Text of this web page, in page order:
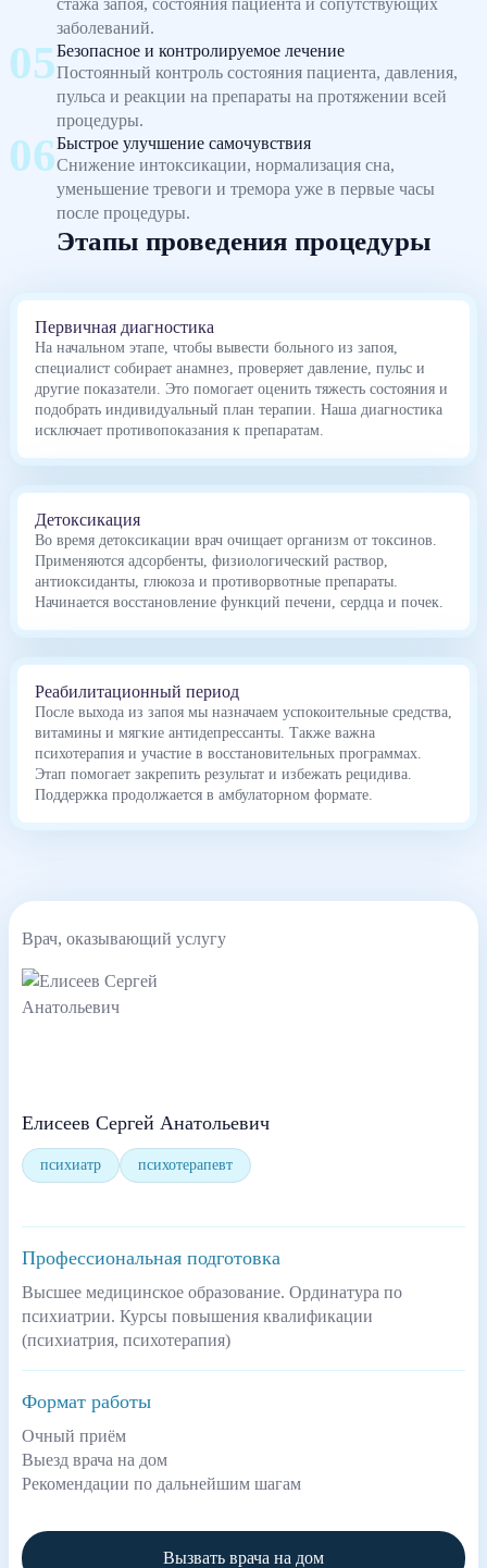
стажа запоя, состояния пациента и сопутствующих
заболеваний.
Безопасное и контролируемое лечение
Постоянный контроль состояния пациента, давления,
пульса и реакции на препараты на протяжении всей
процедуры.
Быстрое улучшение самочувствия
Снижение интоксикации, нормализация сна,
уменьшение тревоги и тремора уже в первые часы
после процедуры.
Этапы проведения процедуры
Первичная диагностика
На начальном этапе, чтобы вывести больного из запоя,
специалист собирает анамнез, проверяет давление, пульс и
другие показатели. Это помогает оценить тяжесть состояния и
подобрать индивидуальный план терапии. Наша диагностика
исключает противопоказания к препаратам.
Детоксикация
Во время детоксикации врач очищает организм от токсинов.
Применяются адсорбенты, физиологический раствор,
антиоксиданты, глюкоза и противорвотные препараты.
Начинается восстановление функций печени, сердца и почек.
Реабилитационный период
После выхода из запоя мы назначаем успокоительные средства,
витамины и мягкие антидепрессанты. Также важна
психотерапия и участие в восстановительных программах.
Этап помогает закрепить результат и избежать рецидива.
Поддержка продолжается в амбулаторном формате.
Врач, оказывающий услугу
Елисеев Сергей Анатольевич
психиатр психотерапевт
Профессиональная подготовка
Высшее медицинское образование. Ординатура по
психиатрии. Курсы повышения квалификации
(психиатрия, психотерапия)
Формат работы
Очный приём
Выезд врача на дом
Рекомендации по дальнейшим шагам
Вызвать врача на дом